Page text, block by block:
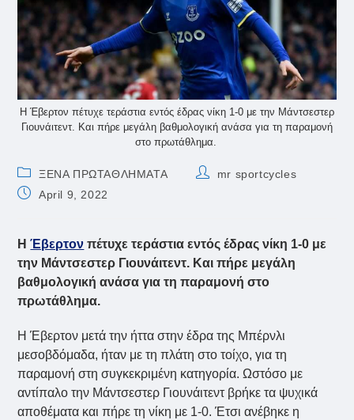
Η Έβερτον πέτυχε τεράστια εντός έδρας νίκη 1-0 με την Μάντσεστερ
Γιουνάιτεντ. Και πήρε μεγάλη βαθμολογική ανάσα για τη παραμονή
στο πρωτάθλημα.
Post
category:
ΞΕΝΑ ΠΡΩΤΑΘΛΗΜΑΤΑ
Postmr sportcycles
PostApril 9, 2022
ΗΈβερτον πέτυχε τεράστια εντός έδρας νίκη 1-0 με
την Μάντσεστερ Γιουνάιτεντ. Και πήρε μεγάλη
βαθμολογική ανάσα για τη παραμονή στο
πρωτάθλημα.
Η Έβερτον μετά την ήττα στην έδρα της Μπέρνλι
μεσοβδόμαδα, ήταν με τη πλάτη στο τοίχο, για τη
παραμονή στη συγκεκριμένη κατηγορία. Ωστόσο με
αντίπαλο την Μάντσεστερ Γιουνάιτεντ βρήκε τα ψυχικά
αποθέματα και πήρε τη νίκη με 1-0. Έτσι ανέβηκε η